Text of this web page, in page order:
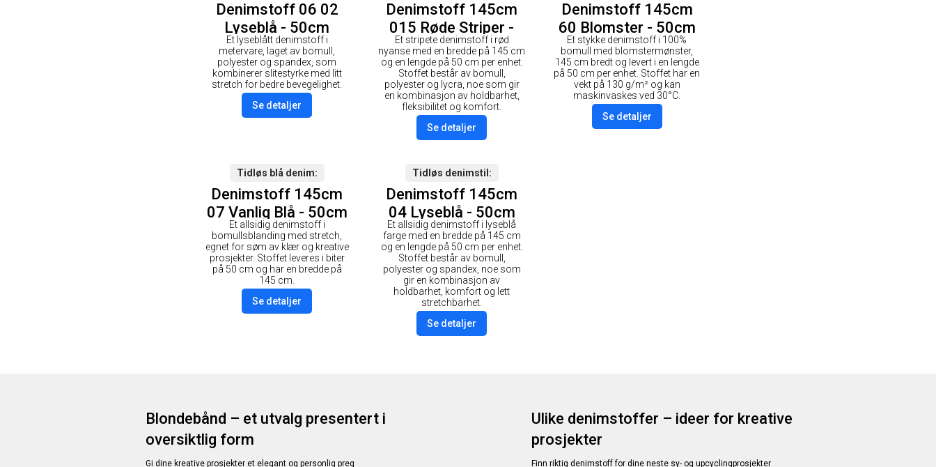
Denimstoff 06 02
Lyseblå - 50cm
Et lyseblått denimstoff i
metervare, laget av bomull,
polyester og spandex, som
kombinerer slitestyrke med litt
stretch for bedre bevegelighet.
Se detaljer
Denimstoff 145cm
015 Røde Striper -
50cm
Et stripete denimstoff i rød
nyanse med en bredde på 145 cm
og en lengde på 50 cm per enhet.
Stoffet består av bomull,
polyester og lycra, noe som gir
en kombinasjon av holdbarhet,
fleksibilitet og komfort.
Se detaljer
Denimstoff 145cm
60 Blomster - 50cm
Et stykke denimstoff i 100%
bomull med blomstermønster,
145 cm bredt og levert i en lengde
på 50 cm per enhet. Stoffet har en
vekt på 130 g/m² og kan
maskinvaskes ved 30°C.
Se detaljer
Tidløs blå denim
Denimstoff 145cm
07 Vanlig Blå - 50cm
Et allsidig denimstoff i
bomullsblanding med stretch,
egnet for søm av klær og kreative
prosjekter. Stoffet leveres i biter
på 50 cm og har en bredde på
145 cm.
Se detaljer
Tidløs denimstil
Denimstoff 145cm
04 Lyseblå - 50cm
Et allsidig denimstoff i lyseblå
farge med en bredde på 145 cm
og en lengde på 50 cm per enhet.
Stoffet består av bomull,
polyester og spandex, noe som
gir en kombinasjon av
holdbarhet, komfort og lett
stretchbarhet.
Se detaljer
Blondebånd – et utvalg presentert i
oversiktlig form
Gi dine kreative prosjekter et elegant og personlig preg
Ulike denimstoffer – ideer for kreative
prosjekter
Finn riktig denimstoff for dine neste sy- og upcyclingprosjekter